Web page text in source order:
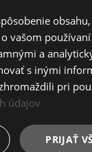
vašom
a
s inými
pri
údajov
PRIJAŤ